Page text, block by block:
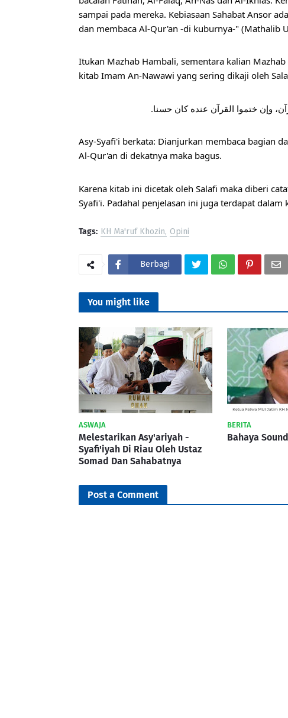
sampai pada mereka. Kebiasaan Sahabat Ansor
dan membaca Al-Qur'an -di kuburnya-" (Mathalib
Itukan Mazhab Hambali, sementara kalian
kitab Imam An-Nawawi yang sering dikaji oleh
ﻭﺇﻥ ﺧﺘﻤﻮا اﻟﻘﺮﺁﻥ ﻋﻨﺪﻩ ﻛﺎﻥ ﺣﺴﻨﺎ.
Asy-Syafi'i berkata: Dianjurkan membaca bagian
Al-Qur'an di dekatnya maka bagus.
Karena kitab ini dicetak oleh Salafi maka diberi
Syafi'i. Padahal penjelasan ini juga terdapat dalam
Tags: KH Ma'ruf Khozin Opini
Berbagi
You might like
ASWAJA
Melestarikan Asy'ariyah -
Syafi'iyah Di Riau Oleh Ustaz
Somad Dan Sahabatnya
BERITA
Bahaya
Post a Comment